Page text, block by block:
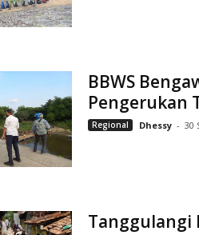
BBWS
Pengerukan
Regional Dhessy - 30
Tanggulangi